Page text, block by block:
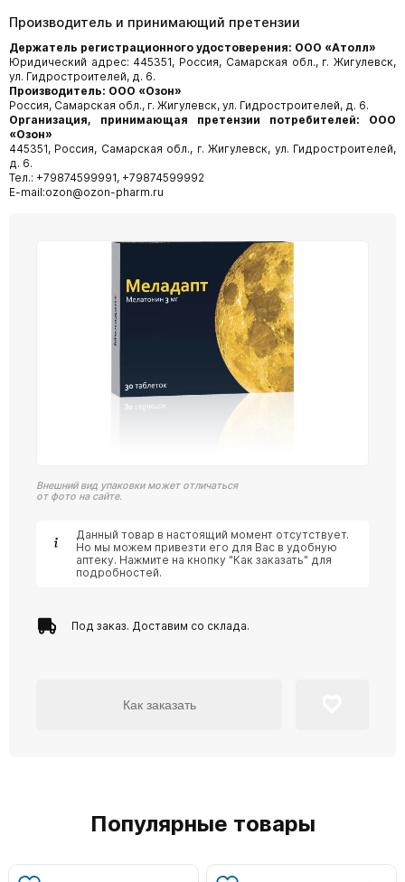
Производитель и принимающий претензии
Держатель регистрационного удостоверения: ООО «Атолл»
Юридический адрес: 445351, Россия, Самарская обл., г. Жигулевск,
ул. Гидростроителей, д. 6.
Производитель: ООО «Озон»
Россия, Самарская обл., г. Жигулевск, ул. Гидростроителей, д. 6.
Организация, принимающая претензии потребителей: ООО
«Озон»
445351, Россия, Самарская обл., г. Жигулевск, ул. Гидростроителей,
д. 6.
Тел.: +79874599991, +79874599992
E-mail:ozon@ozon-pharm.ru
Внешний вид упаковки может отличаться
от фото на сайте.
Данный товар в настоящий момент отсутствует.
Но мы можем привезти его для Вас в удобную
аптеку. Нажмите на кнопку "Как заказать" для
подробностей.
Под заказ. Доставим со склада.
Как заказать
Популярные товары